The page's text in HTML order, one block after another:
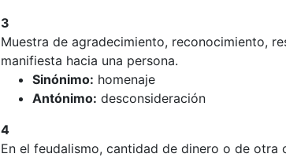
3
Muestra de agradecimiento, reconocimiento,
manifiesta hacia una persona.
Sinónimo: homenaje
Antónimo: desconsideración
4
En el feudalismo, cantidad de dinero o de otra